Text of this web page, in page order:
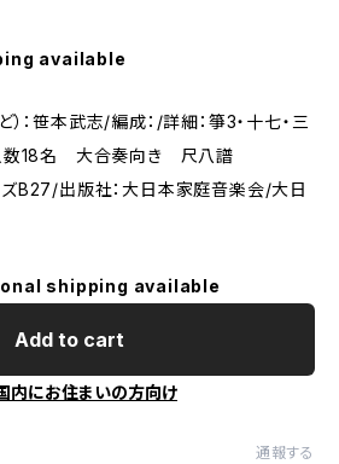
available
：笹本武志/編成：/詳細：箏3・十七・三
数18名 大合奏向き 尺八譜
B27/出版社：大日本家庭音楽会/大日
shipping available
Add to cart
内にお住まいの方向け
通報する